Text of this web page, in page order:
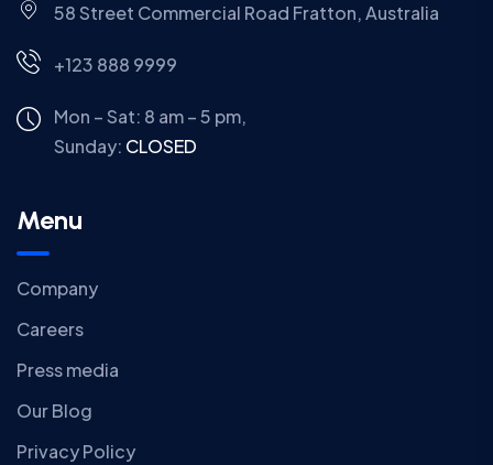
58 Street Commercial Road Fratton, Australia
+123 888 9999
Mon – Sat: 8 am – 5 pm,
Sunday: CLOSED
Menu
Company
Careers
Press media
Our Blog
Privacy Policy